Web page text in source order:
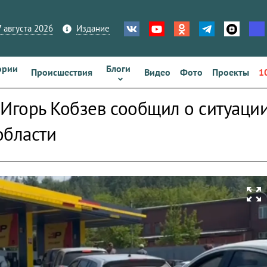
2026 Издание
Происшествия Блоги Видео Фото Проекты
Кобзев сообщил о
zoom_out_map